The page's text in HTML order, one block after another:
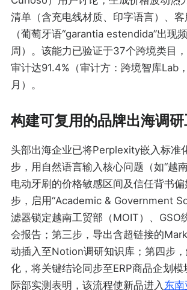
清单（含充电线材质、印字语言）、
（葡萄牙语“garantia estendida”出现
周）。该能力已验证于37个跨境类目
审计达91.4%（审计方：跨境智库Lab
月）。
构建可复用的品牌出海调
头部出海企业已将Perplexity嵌入标准
步，用自然语言输入核心问题（如“越
电动牙刷的价格敏感区间及信任背书偏
步，启用“Academic & Government
滤器锁定越南工贸部（MOIT）、GSO
会报告；第三步，导出含超链接的
动插入至Notion调研知识库；第四步
化，将关键结论同步至ERP商品企划
际部实测表明，该流程使新品进入 东南